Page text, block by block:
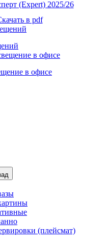
в pdf
в офисе
(плейсмат)